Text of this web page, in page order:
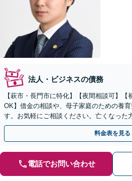
法人・ビジネスの債務
【萩市・長門市に特化】【夜間相談可】
OK】借金の相談や、母子家庭のための養
す。お気軽にご相談ください。亡くなった
柔軟な解決を図ります。
料金表を見る
電話でお問い合わせ